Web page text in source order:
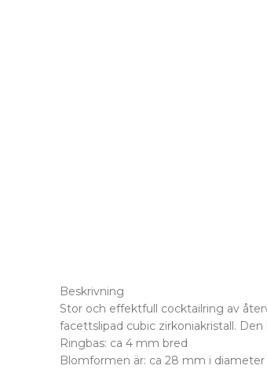
Beskrivning
Stor och effektfull cocktailring av
facettslipad cubic zirkoniakristall.
Ringbas: ca 4 mm bred
Blomformen är: ca 28 mm i diameter